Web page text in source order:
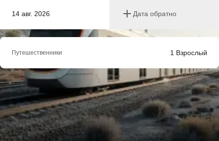
14 авг. 2026 Дата обратно
Путешественники 1 Взрослый